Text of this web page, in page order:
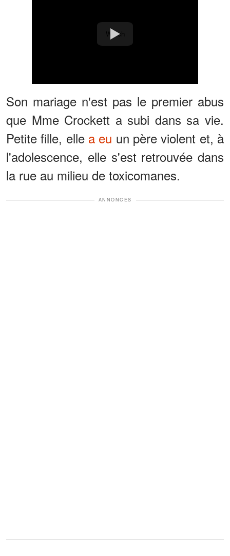
Watch
Son mariage n'est pas le premier abus
que Mme Crockett a subi dans sa vie.
Petite fille, elle a eu un père violent et, à
l'adolescence, elle s'est retrouvée dans
la rue au milieu de toxicomanes.
ANNONCES